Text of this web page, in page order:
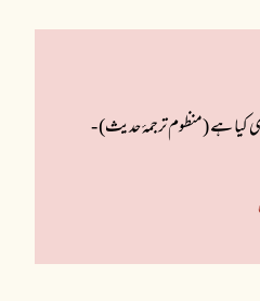
کیا ہے (منظوم ترجمۂ حدیث) -